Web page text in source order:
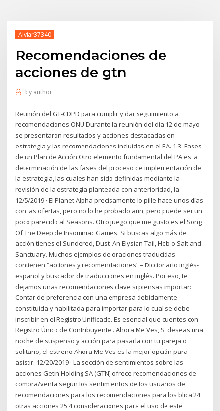
Alviar37340
Recomendaciones de
acciones de gtn
by author
Reunión del GT-CDPD para cumplir y dar seguimiento a
recomendaciones ONU Durante la reunión del día 12 de mayo
se presentaron resultados y acciones destacadas en
estrategia y las recomendaciones incluidas en el PA. 1.3. Fases
de un Plan de Acción Otro elemento fundamental del PA es la
determinación de las fases del proceso de implementación de
la estrategia, las cuales han sido definidas mediante la
revisión de la estrategia planteada con anterioridad, la
12/5/2019 · El Planet Alpha precisamente lo pille hace unos días
con las ofertas, pero no lo he probado aún, pero puede ser un
poco parecido al Seasons. Otro juego que me gusto es el Song
Of The Deep de Insomniac Games. Si buscas algo más de
acción tienes el Sundered, Dust: An Elysian Tail, Hob o Salt and
Sanctuary. Muchos ejemplos de oraciones traducidas
contienen “acciones y recomendaciones” – Diccionario inglés-
español y buscador de traducciones en inglés. Por eso, te
dejamos unas recomendaciones clave si piensas importar:
Contar de preferencia con una empresa debidamente
constituida y habilitada para importar para lo cual se debe
inscribir en el Registro Unificado. Es esencial que cuentes con
Registro Único de Contribuyente . Ahora Me Ves, Si deseas una
noche de suspenso y acción para pasarla con tu pareja o
solitario, el estreno Ahora Me Ves es la mejor opción para
asistir. 12/20/2019 · La sección de sentimientos sobre las
acciones Getin Holding SA (GTN) ofrece recomendaciones de
compra/venta según los sentimientos de los usuarios de
recomendaciones para los recomendaciones para los blica 24
otras acciones 25 4 consideraciones para el uso de este